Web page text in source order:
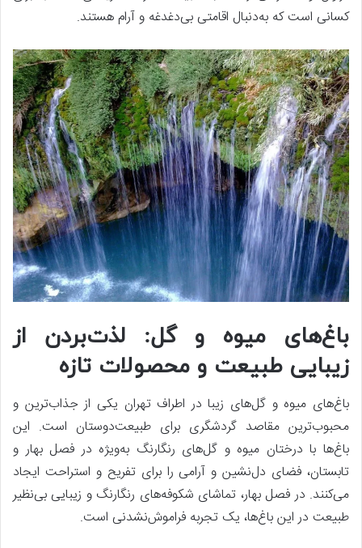
کسانی است که به‌دنبال اقامتی بی‌دغدغه و آرام هستند.
باغ‌های میوه و گل: لذت‌بردن از
زیبایی طبیعت و محصولات تازه
باغ‌های میوه و گل‌های زیبا در اطراف تهران یکی از جذاب‌ترین و
محبوب‌ترین مقاصد گردشگری برای طبیعت‌دوستان است. این
باغ‌ها با درختان میوه و گل‌های رنگارنگ به‌ویژه در فصل بهار و
تابستان، فضای دل‌نشین و آرامی را برای تفریح و استراحت ایجاد
می‌کنند. در فصل بهار، تماشای شکوفه‌های رنگارنگ و زیبایی بی‌نظیر
طبیعت در این باغ‌ها، یک تجربه فراموش‌نشدنی است.